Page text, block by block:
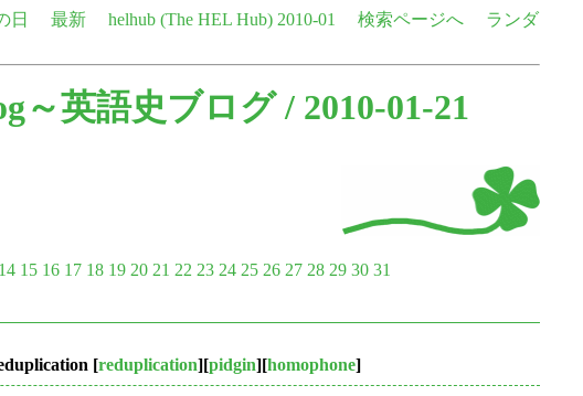
日 最新 helhub (The HEL Hub) 2010-01 検索ページへ
ランダ
～英語史ブログ/ 2010-01-21
14 15 16 17 18 19 20 21 22 23 24 25 26 27 28 29 30 31
[reduplication][pidgin][homophone]